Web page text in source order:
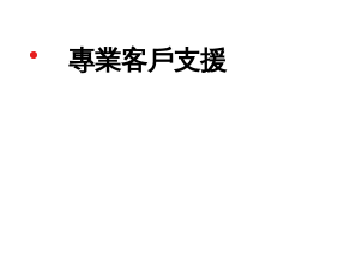
專業客戶支援